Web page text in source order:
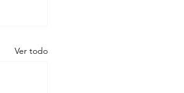
Ver todo